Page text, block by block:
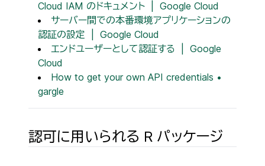
Cloud IAM のドキュメント | Google Cloud
サーバー間での本番環境アプリケーションの
認証の設定 | Google Cloud
エンドユーザーとして認証する | Google
Cloud
How to get your own API credentials •
gargle
認可に用いられる R パッケージ